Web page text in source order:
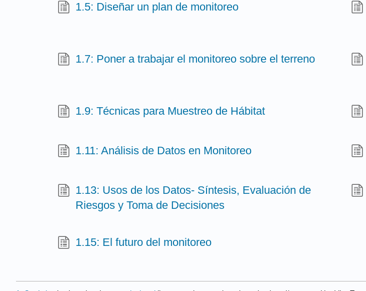
1.5: Diseñar un plan de monitoreo
1.7: Poner a trabajar el monitoreo sobre el terreno
1.9: Técnicas para Muestreo de Hábitat
1.11: Análisis de Datos en Monitoreo
1.13: Usos de los Datos- Síntesis, Evaluación de
Riesgos y Toma de Decisiones
1.15: El futuro del monitoreo